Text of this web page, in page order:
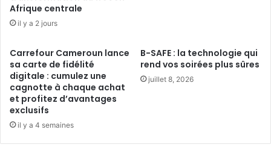
Afrique centrale
il y a 2 jours
Carrefour Cameroun lance
sa carte de fidélité
digitale : cumulez une
cagnotte à chaque achat
et profitez d’avantages
exclusifs
il y a 4 semaines
B-SAFE : la technologie qui
rend vos soirées plus sûres
juillet 8, 2026